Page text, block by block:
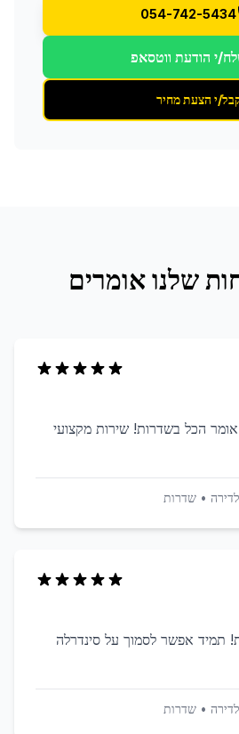
054-742-5434
י הודעת ווטסאפ
י הצעת מחיר
שלנו אומרים
הכל בשדרות! שירות מקצועי
• שדרות
תמיד אפשר לסמוך על סינדרלה
• שדרות